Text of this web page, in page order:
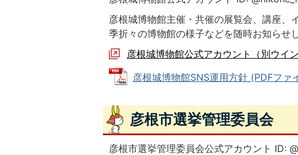
彦根城博物館主催・共催の展覧会、講座、
季折々の博物館の様子などを随時お知らせし
彦根城博物館公式アカウント（別ウイ
彦根城博物館SNS運用方針 (PDFファ
彦根市選挙管理委員会
彦根市選挙管理委員会公式アカウント ID: